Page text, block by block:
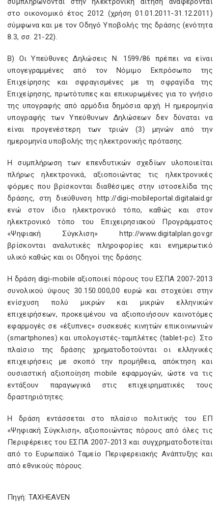
στο οικονομικό έτος 2012 (χρήση 01.01.2011-31.12.2011)
σύμφωνα και με τον Οδηγό Υποβολής της δράσης (ενότητα
8.3, σσ. 21-22).
Β) Οι Υπεύθυνες Δηλώσεις Ν. 1599/86 πρέπει να είναι
υπογεγραμμένες από τον Νόμιμο Εκπρόσωπο της
Επιχείρησης και σφραγισμένες με τη σφραγίδα της
Επιχείρησης, πρωτότυπες και επικυρωμένες για το γνήσιο
της υπογραφής από αρμόδια δημόσια αρχή. Η ημερομηνία
υπογραφής των Υπεύθυνων Δηλώσεων δεν δύναται να
είναι προγενέστερη των τριών (3) μηνών από την
ημερομηνία υποβολής της ηλεκτρονικής πρότασης.
H συμπλήρωση των επενδυτικών σχεδίων υλοποιείται
πλήρως ηλεκτρονικά, αξιοποιώντας τις ηλεκτρονικές
φόρμες που βρίσκονται διαθέσιμες στην ιστοσελίδα της
δράσης, στη διεύθυνση http://digi-mobileportal.digitalaid.gr
ενώ στον ίδιο ηλεκτρονικό τόπο, καθώς και στον
ηλεκτρονικό τόπο του Επιχειρησιακού Προγράμματος
«Ψηφιακή Σύγκλιση» http://www.digitalplan.gov.gr
βρίσκονται αναλυτικές πληροφορίες και ενημερωτικό
υλικό καθώς και οι Οδηγοί της δράσης.
Η δράση digi-mobile αξιοποιεί πόρους του ΕΣΠΑ 2007-2013
συνολικού ύψους 30.150.000,00 ευρώ και στοχεύει στην
ενίσχυση πολύ μικρών και μικρών ελληνικών
επιχειρήσεων, προκειμένου να αξιοποιήσουν καινοτόμες
εφαρμογές σε «έξυπνες» συσκευές κινητών επικοινωνιών
(smartphones) και υπολογιστές-ταμπλέτες (tablet-pc). Στο
πλαίσιο της δράσης χρηματοδοτούνται οι ελληνικές
επιχειρήσεις με σκοπό την προμήθεια, απόκτηση και
ουσιαστική αξιοποίηση mobile εφαρμογών, ώστε να τις
εντάξουν παραγωγικά στις επιχειρηματικές τους
δραστηριότητες.
Η δράση εντάσσεται στο πλαίσιο πολιτικής του ΕΠ
«Ψηφιακή Σύγκλιση», αξιοποιώντας πόρους από όλες τις
Περιφέρειες του ΕΣΠΑ 2007-2013 και συγχρηματοδοτείται
από το Ευρωπαϊκό Ταμείο Περιφερειακής Ανάπτυξης και
από εθνικούς πόρους.
Πηγή: TAXHEAVEN